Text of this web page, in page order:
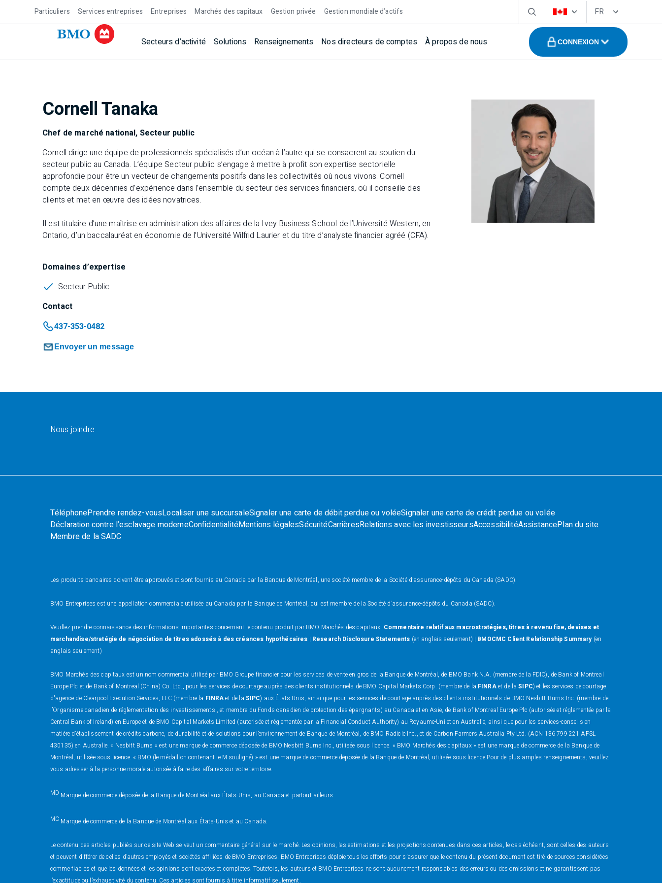
Particuliers Services entreprises Entreprises Marchés des capitaux Gestion privée Gestion mondiale d’actifs FR
Secteurs d’activité Solutions Renseignements Nos directeurs de comptes À propos de nous CONNEXION
Cornell Tanaka
Chef de marché national, Secteur public
Cornell dirige une équipe de professionnels spécialisés d’un océan à l’autre qui se consacrent au soutien du
secteur public au Canada. L’équipe Secteur public s’engage à mettre à profit son expertise sectorielle
approfondie pour être un vecteur de changements positifs dans les collectivités où nous vivons. Cornell
compte deux décennies d’expérience dans l’ensemble du secteur des services financiers, où il conseille des
clients et met en œuvre des idées novatrices.
Il est titulaire d’une maîtrise en administration des affaires de la Ivey Business School de l’Université Western, en
Ontario, d’un baccalauréat en économie de l’Université Wilfrid Laurier et du titre d’analyste financier agréé (CFA).
Domaines d’expertise
Secteur Public
Contact
437-353-0482
Envoyer un message
Nous joindre
TéléphonePrendre rendez-vousLocaliser une succursaleSignaler une carte de débit perdue ou voléeSignaler une carte de crédit perdue ou volée
Déclaration contre l’esclavage moderneConfidentialitéMentions légalesSécuritéCarrièresRelations avec les investisseursAccessibilitéAssistancePlan du site
Membre de la SADC
Les produits bancaires doivent être approuvés et sont fournis au Canada par la Banque de Montréal, une société membre de la Société d’assurance-dépôts du Canada (SADC).
BMO Entreprises est une appellation commerciale utilisée au Canada par la Banque de Montréal, qui est membre de la Société d’assurance-dépôts du Canada (SADC).
Veuillez prendre connaissance des informations importantes concernant le contenu produit par BMO Marchés des capitaux. Commentaire relatif aux macrostratégies, titres à revenu fixe, devises et
marchandise/stratégie de négociation de titres adossés à des créances hypothécaires | Research Disclosure Statements (en anglais seulement) | BMOCMC Client Relationship Summary(en
anglais seulement)
BMO Marchés des capitaux est un nom commercial utilisé par BMO Groupe financier pour les services de vente en gros de la Banque de Montréal, de BMO Bank N.A. (membre de la FDIC), de Bank of Montreal
Europe Plc et de Bank of Montreal (China) Co. Ltd., pour les services de courtage auprès des clients institutionnels de BMO Capital Markets Corp. (membre de la FINRAet de laSIPC) et les services de courtage
d'agence de Clearpool Execution Services, LLC (membre la FINRAet de la SIPC) aux États-Unis, ainsi que pour les services de courtage auprès des clients institutionnels de BMO Nesbitt Burns Inc. (membre de
l’Organisme canadien de réglementation des investissements , et membre du Fonds canadien de protection des épargnants) au Canada et en Asie, de Bank of Montreal Europe Plc (autorisée et réglementée par la
Central Bank of Ireland) en Europe et de BMO Capital Markets Limited (autorisée et réglementée par la Financial Conduct Authority) au Royaume-Uni et en Australie, ainsi que pour les services-conseils en
matière d’établissement de crédits carbone, de durabilité et de solutions pour l’environnement de Banque de Montréal, de BMO Radicle Inc., et de Carbon Farmers Australia Pty Ltd. (ACN 136 799 221 AFSL
430135) en Australie. « Nesbitt Burns » est une marque de commerce déposée de BMO Nesbitt Burns Inc., utilisée sous licence. « BMO Marchés des capitaux » est une marque de commerce de la Banque de
Montréal, utilisée sous licence. « BMO (le médaillon contenant le M souligné) » est une marque de commerce déposée de la Banque de Montréal, utilisée sous licence.Pour de plus amples renseignements, veuillez
vous adresser à la personne morale autorisée à faire des affaires sur votre territoire.
MD Marque de commerce déposée de la Banque de Montréal aux États-Unis, au Canada et partout ailleurs.
MC Marque de commerce de la Banque de Montréal aux États-Unis et au Canada.
Le contenu des articles publiés sur ce site Web se veut un commentaire général sur le marché. Les opinions, les estimations et les projections contenues dans ces articles, le cas échéant, sont celles des auteurs
et peuvent différer de celles d’autres employés et sociétés affiliées de BMO Entreprises. BMO Entreprises déploie tous les efforts pour s’assurer que le contenu du présent document est tiré de sources considérées
comme fiables et que les données et les opinions sont exactes et complètes. Toutefois, les auteurs et BMO Entreprises ne sont aucunement responsables des erreurs ou des omissions et ne garantissent pas
l’exactitude ou l’exhaustivité du contenu. Ces articles sont fournis à titre informatif seulement.